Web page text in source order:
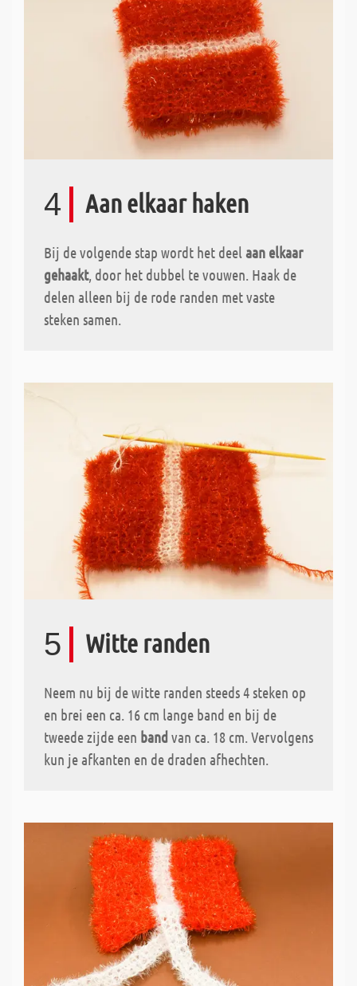
4 Aan elkaar haken
Bij de volgende stap wordt het deelaan elkaar
gehaakt, door het dubbel te vouwen. Haak de
delen alleen bij de rode randen met vaste
steken samen.
5 Witte randen
Neem nu bij de witte randen steeds 4 steken op
en brei een ca. 16 cm lange band en bij de
tweede zijde een band van ca. 18 cm. Vervolgens
kun je afkanten en de draden afhechten.